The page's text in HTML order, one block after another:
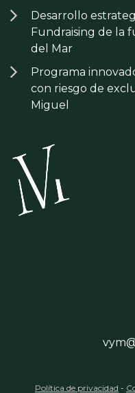
Desarrollo
Fundraising de la
del Mar
Programa
con riesgo de
Miguel
Política de privacidad -